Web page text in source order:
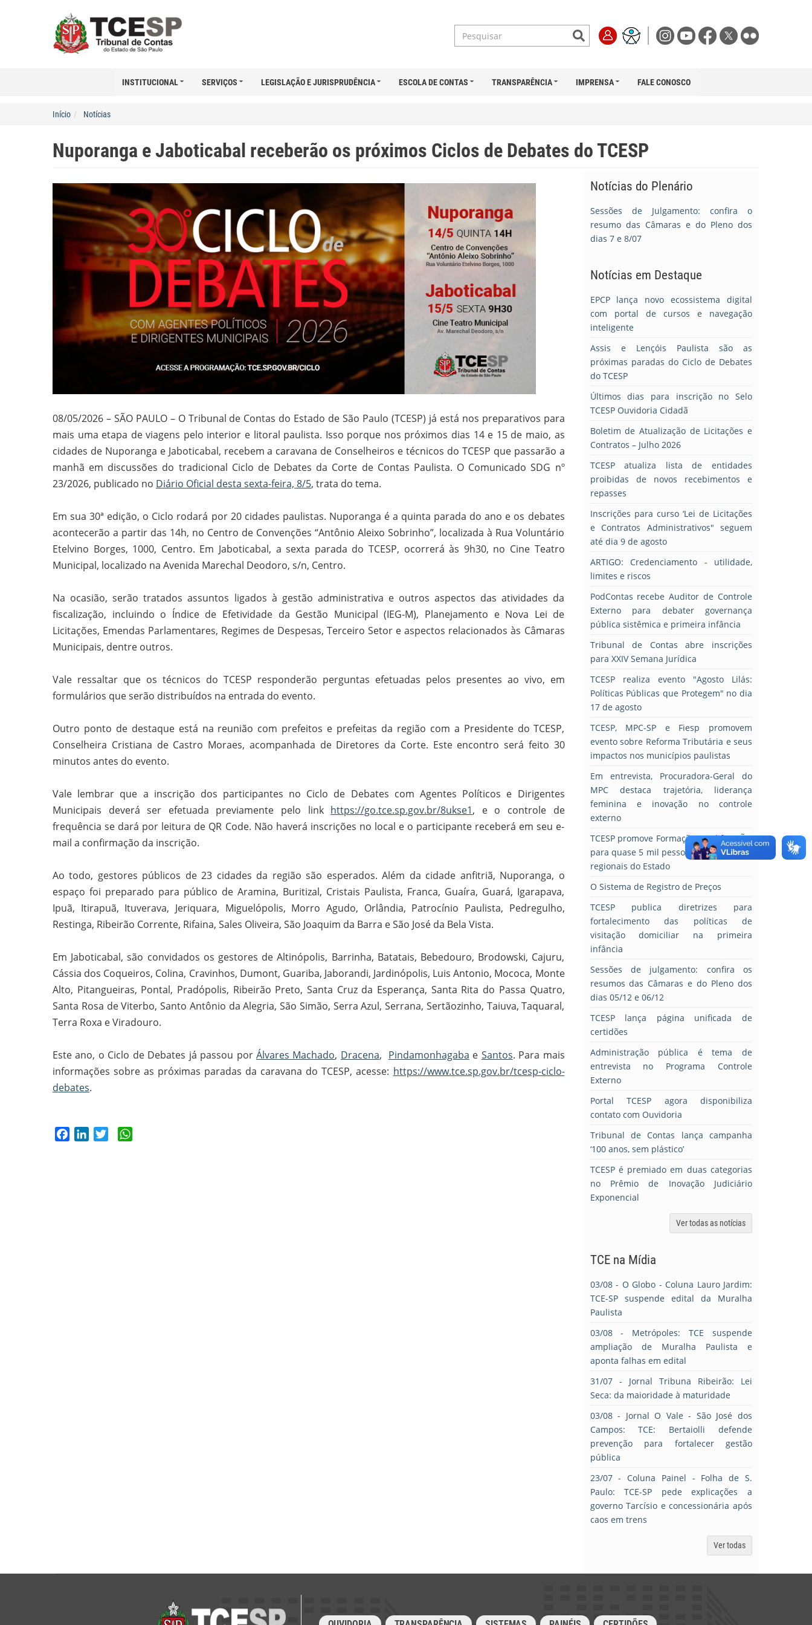
INSTITUCIONAL SERVIÇOS LEGISLAÇÃO E JURISPRUDÊNCIA ESCOLA DE CONTAS TRANSPARÊNCIA IMPRENSA FALE CONOSCO
Início Notícias
Nuporanga e Jaboticabal receberão os próximos Ciclos de Debates do TCESP
08/05/2026 – SÃO PAULO – O Tribunal de Contas do Estado de São Paulo (TCESP) já está nos preparativos para
mais uma etapa de viagens pelo interior e litoral paulista. Isso porque nos próximos dias 14 e 15 de maio, as
cidades de Nuporanga e Jaboticabal, recebem a caravana de Conselheiros e técnicos do TCESP que passarão a
manhã em discussões do tradicional Ciclo de Debates da Corte de Contas Paulista. O Comunicado SDG nº
23/2026, publicado no Diário Oficial desta sexta-feira, 8/5, trata do tema.
Em sua 30ª edição, o Ciclo rodará por 20 cidades paulistas. Nuporanga é a quinta parada do ano e os debates
acontecerão a partir das 14h, no Centro de Convenções “Antônio Aleixo Sobrinho”, localizada à Rua Voluntário
Etelvino Borges, 1000, Centro. Em Jaboticabal, a sexta parada do TCESP, ocorrerá às 9h30, no Cine Teatro
Municipal, localizado na Avenida Marechal Deodoro, s/n, Centro.
Na ocasião, serão tratados assuntos ligados à gestão administrativa e outros aspectos das atividades da
fiscalização, incluindo o Índice de Efetividade da Gestão Municipal (IEG-M), Planejamento e Nova Lei de
Licitações, Emendas Parlamentares, Regimes de Despesas, Terceiro Setor e aspectos relacionados às Câmaras
Municipais, dentre outros.
Vale ressaltar que os técnicos do TCESP responderão perguntas efetuadas pelos presentes ao vivo, em
formulários que serão distribuídos na entrada do evento.
Outro ponto de destaque está na reunião com prefeitos e prefeitas da região com a Presidente do TCESP,
Conselheira Cristiana de Castro Moraes, acompanhada de Diretores da Corte. Este encontro será feito 30
minutos antes do evento.
Vale lembrar que a inscrição dos participantes no Ciclo de Debates com Agentes Políticos e Dirigentes
Municipais deverá ser efetuada previamente pelo link https://go.tce.sp.gov.br/8ukse1, e o controle de
frequência se dará por leitura de QR Code. Não haverá inscrições no local e o participante receberá em seu e-
mail a confirmação da inscrição.
Ao todo, gestores públicos de 23 cidades da região são esperados. Além da cidade anfitriã, Nuporanga, o
espaço foi preparado para público de Aramina, Buritizal, Cristais Paulista, Franca, Guaíra, Guará, Igarapava,
Ipuã, Itirapuã, Ituverava, Jeriquara, Miguelópolis, Morro Agudo, Orlândia, Patrocínio Paulista, Pedregulho,
Restinga, Ribeirão Corrente, Rifaina, Sales Oliveira, São Joaquim da Barra e São José da Bela Vista.
Em Jaboticabal, são convidados os gestores de Altinópolis, Barrinha, Batatais, Bebedouro, Brodowski, Cajuru,
Cássia dos Coqueiros, Colina, Cravinhos, Dumont, Guariba, Jaborandi, Jardinópolis, Luis Antonio, Mococa, Monte
Alto, Pitangueiras, Pontal, Pradópolis, Ribeirão Preto, Santa Cruz da Esperança, Santa Rita do Passa Quatro,
Santa Rosa de Viterbo, Santo Antônio da Alegria, São Simão, Serra Azul, Serrana, Sertãozinho, Taiuva, Taquaral,
Terra Roxa e Viradouro.
Este ano, o Ciclo de Debates já passou por Álvares Machado, Dracena, Pindamonhagaba e Santos. Para mais
informações sobre as próximas paradas da caravana do TCESP, acesse: https://www.tce.sp.gov.br/tcesp-ciclo-
debates.
FacebookLinkedIn
Twitter
Notícias do Plenário
Sessões de Julgamento: confira o
resumo das Câmaras e do Pleno dos
dias 7 e 8/07
Notícias em Destaque
EPCP lança novo ecossistema digital
com portal de cursos e navegação
inteligente
Assis e Lençóis Paulista são as
próximas paradas do Ciclo de Debates
do TCESP
Últimos dias para inscrição no Selo
TCESP Ouvidoria Cidadã
Boletim de Atualização de Licitações e
Contratos – Julho 2026
TCESP atualiza lista de entidades
proibidas de novos recebimentos e
repasses
Inscrições para curso ‘Lei de Licitações
e Contratos Administrativos" seguem
até dia 9 de agosto
ARTIGO: Credenciamento - utilidade,
limites e riscos
PodContas recebe Auditor de Controle
Externo para debater governança
pública sistêmica e primeira infância
Tribunal de Contas abre inscrições
para XXIV Semana Jurídica
TCESP realiza evento "Agosto Lilás:
Políticas Públicas que Protegem" no dia
17 de agosto
TCESP, MPC-SP e Fiesp promovem
evento sobre Reforma Tributária e seus
impactos nos municípios paulistas
Em entrevista, Procuradora-Geral do
MPC destaca trajetória, liderança
feminina e inovação no controle
externo
TCESP promove Formação QualificAÇÃO
para quase 5 mil pessoas em seis polos
regionais do Estado
O Sistema de Registro de Preços
TCESP publica diretrizes para
fortalecimento das políticas de
visitação domiciliar na primeira
infância
Sessões de julgamento: confira os
resumos das Câmaras e do Pleno dos
dias 05/12 e 06/12
TCESP lança página unificada de
certidões
Administração pública é tema de
entrevista no Programa Controle
Externo
Portal TCESP agora disponibiliza
contato com Ouvidoria
Tribunal de Contas lança campanha
‘100 anos, sem plástico’
TCESP é premiado em duas categorias
no Prêmio de Inovação Judiciário
Exponencial
Ver todas as notícias
TCE na Mídia
03/08- O Globo - Coluna Lauro Jardim:
TCE-SP suspende edital da Muralha
Paulista
03/08- Metrópoles: TCE suspende
ampliação de Muralha Paulista e
aponta falhas em edital
31/07- Jornal Tribuna Ribeirão: Lei
Seca: da maioridade à maturidade
03/08- Jornal O Vale - São José dos
Campos: TCE: Bertaiolli defende
prevenção para fortalecer gestão
pública
23/07- Coluna Painel - Folha de S.
Paulo: TCE-SP pede explicações a
governo Tarcísio e concessionária após
caos em trens
Ver todas